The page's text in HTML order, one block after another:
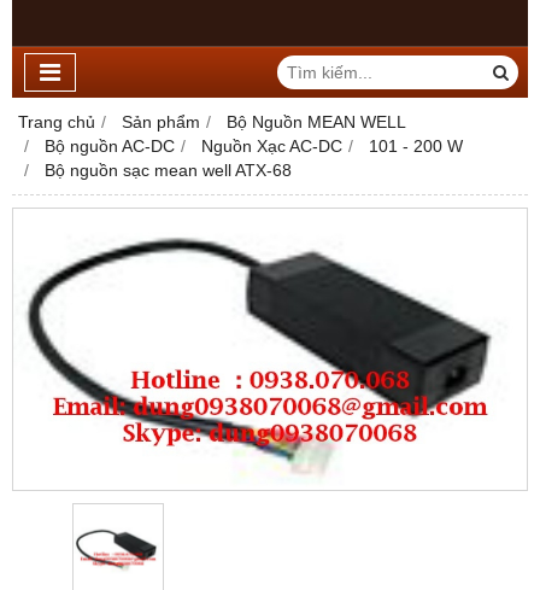
Trang chủ Sản phẩm
Bộ Nguồn MEAN WELL
Bộ nguồn AC-DC
Nguồn Xạc AC-DC
101 - 200 W
Bộ nguồn sạc mean well ATX-68